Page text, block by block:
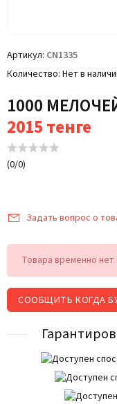
Артикул CN1335
Количество Нет в
1000
2015тенге
(0/0)
Задать вопрос о
Товара временно нет
СООБЩИТЬ КОГДА